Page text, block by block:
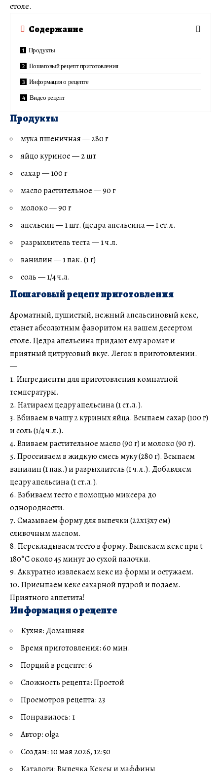
столе.
Содержание
Продукты
Пошаговый рецепт приготовления
Информация о рецепте
Видео рецепт
Продукты
мука пшеничная — 280 г
яйцо куриное — 2 шт
сахар — 100 г
масло растительное — 90 г
молоко — 90 г
апельсин — 1 шт. (цедра апельсина — 1 ст.л.
разрыхлитель теста — 1 ч.л.
ванилин — 1 пак. (1 г)
соль — 1/4 ч.л.
Пошаговый рецепт приготовления
Ароматный, пушистый, нежный апельсиновый кекс,
станет абсолютным фаворитом на вашем десертом
столе. Цедра апельсина придают ему аромат и
приятный цитрусовый вкус. Легок в приготовлении.
—
1. Ингредиенты для приготовления комнатной
температуры.
2. Натираем цедру апельсина (1 ст.л.).
3. Вбиваем в чашу 2 куриных яйца. Всыпаем сахар (100 г)
и соль (1/4 ч.л.).
4. Вливаем растительное масло (90 г) и молоко (90 г).
5. Просеиваем в жидкую смесь муку (280 г). Всыпаем
ванилин (1 пак.) и разрыхлитель (1 ч.л.). Добавляем
цедру апельсина (1 ст.л.).
6. Взбиваем тесто с помощью миксера до
однородности.
7. Смазываем форму для выпечки (22х13х7 см)
сливочным маслом.
8. Перекладываем тесто в форму. Выпекаем кекс при t
180*С около 45 минут до сухой палочки.
9. Аккуратно извлекаем кекс из формы и остужаем.
10. Присыпаем кекс сахарной пудрой и подаем.
Приятного аппетита!
Информация о рецепте
Кухня: Домашняя
Время приготовления: 60 мин.
Порций в рецепте: 6
Сложность рецепта: Простой
Просмотров рецепта: 23
Понравилось: 1
Автор: olga
Создан: 10 мая 2026, 12:50